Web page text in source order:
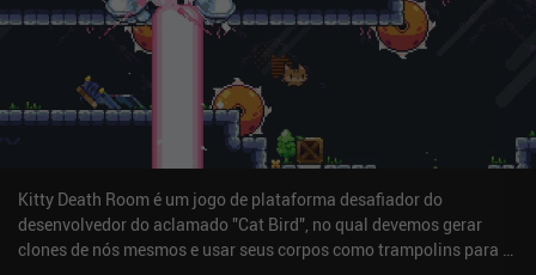
Kitty Death Room é um jogo de plataforma desafiador do
desenvolvedor do aclamado "Cat Bird", no qual devemos gerar
clones de nós mesmos e usar seus corpos como trampolins para a